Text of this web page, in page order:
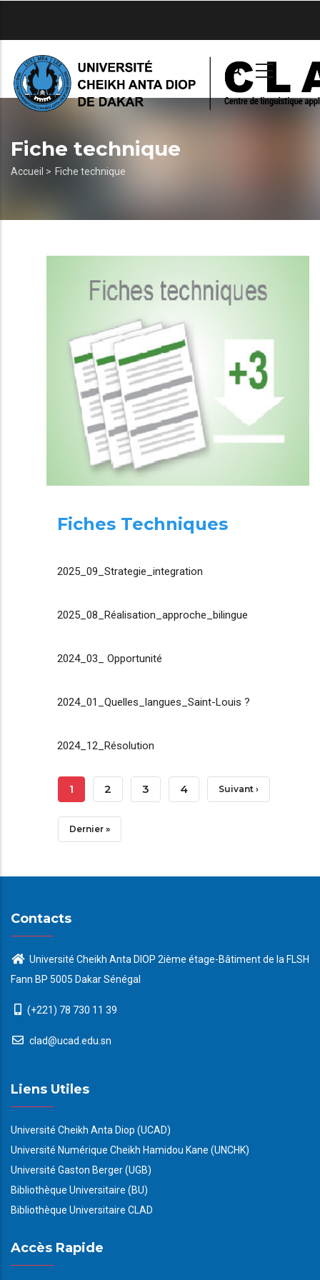
principal
Fiche technique
Fil
Accueil > Fiche technique
Fiches Techniques
2025_09_Strategie_integration
2025_08_Réalisation_approche_bilingue
2024_03_ Opportunité
2024_01_Quelles_langues_Saint-Louis ?
2024_12_Résolution
Pagination
Page
Courante
1 Page
2 Page
3 Page
4 Page
Suivant ›
Dernière
Dernier »
Contacts
Université Cheikh Anta DIOP 2ième étage-Bâtiment de la FLSH
Fann BP 5005 Dakar Sénégal
(+221) 78 730 11 39
clad@ucad.edu.sn
Liens Utiles
Université Cheikh Anta Diop (UCAD)
Université Numérique Cheikh Hamidou Kane (UNCHK)
Université Gaston Berger (UGB)
Bibliothèque Universitaire (BU)
Bibliothèque Universitaire CLAD
Accès Rapide